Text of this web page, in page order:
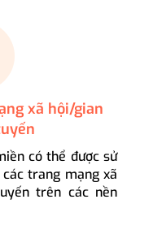
xã hội/gian
có thể được sử
trang mạng xã
trên các nền